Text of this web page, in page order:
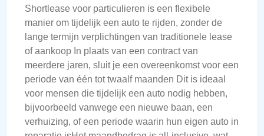
Shortlease voor particulieren is een flexibele
manier om tijdelijk een auto te rijden, zonder de
lange termijn verplichtingen van traditionele lease
of aankoop In plaats van een contract van
meerdere jaren, sluit je een overeenkomst voor een
periode van één tot twaalf maanden Dit is ideaal
voor mensen die tijdelijk een auto nodig hebben,
bijvoorbeeld vanwege een nieuwe baan, een
verhuizing, of een periode waarin hun eigen auto in